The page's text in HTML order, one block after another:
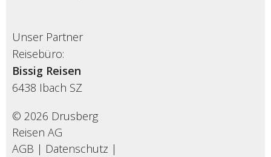
Unser Partner
Reisebüro:
Bissig Reisen
6438 Ibach SZ
© 2026 Drusberg
Reisen AG
AGB | Datenschutz |